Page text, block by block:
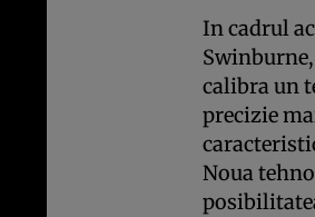
In cadrul
calibra un
precizie
Noua